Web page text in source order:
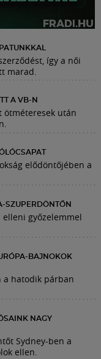
így a női
marad.
A VB-N
ötméteresek után
elődöntőjében a
SZUPERDÖNTŐN
győzelemmel
BAJNOKOK
a hatodik párban
NAGY
Sydney-ben a
ellen.